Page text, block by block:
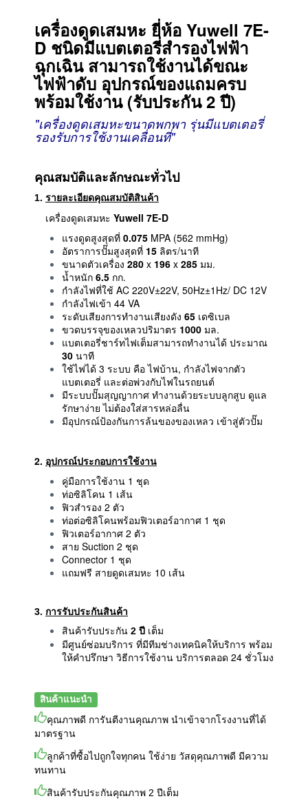
เครื่องดูดเสมหะ ยี่ห้อ Yuwell 7E-
D ชนิดมีแบตเตอรี่สำรองไฟฟ้า
ฉุกเฉิน สามารถใช้งานได้ขณะ
ไฟฟ้าดับ อุปกรณ์ของแถมครบ
พร้อมใช้งาน (รับประกัน 2 ปี)
"เครื่องดูดเสมหะขนาดพกพา รุ่นมีแบตเตอรี่
รองรับการใช้งานเคลื่อนที่"
คุณสมบัติและลักษณะทั่วไป
1. รายละเอียดคุณสมบัติสินค้า
เครื่องดูดเสมหะ Yuwell 7E-D
แรงดูดสูงสุดที่ 0.075 MPA (562 mmHg)
อัตราการปั๊มสูงสุดที่ 15 ลิตร/นาที
ขนาดตัวเครื่อง 280 x 196 x 285 มม.
น้ำหนัก 6.5 กก.
กำลังไฟที่ใช้ AC 220V±22V, 50Hz±1Hz/ DC 12V
กำลังไฟเข้า 44 VA
ระดับเสียงการทำงานเสียงดัง 65 เดซิเบล
ขวดบรรจุของเหลวปริมาตร 1000 มล.
แบตเตอรี่ชาร์ทไฟเต็มสามารถทำงานได้ ประมาณ
30 นาที
ใช้ไฟได้ 3 ระบบ คือ ไฟบ้าน, กำลังไฟจากตัว
แบตเตอรี่ และต่อพ่วงกับไฟในรถยนต์
มีระบบปั๊มสุญญากาศ ทำงานด้วยระบบลูกสูบ ดูแล
รักษาง่าย ไม่ต้องใส่สารหล่อลื่น
มีอุปกรณ์ป้องกันการล้นของของเหลว เข้าสู่ตัวปั๊ม
2. อุปกรณ์ประกอบการใช้งาน
คู่มือการใช้งาน 1 ชุด
ท่อซิลิโคน 1 เส้น
ฟิวสำรอง 2 ตัว
ท่อต่อซิลิโคนพร้อมฟิวเตอร์อากาศ 1 ชุด
ฟิวเตอร์อากาศ 2 ตัว
สาย Suction 2 ชุด
Connector 1 ชุด
แถมฟรี สายดูดเสมหะ 10 เส้น
3. การรับประกันสินค้า
สินค้ารับประกัน 2 ปี เต็ม
มีศูนย์ซ่อมบริการ ที่มีทีมช่างเทคนิคให้บริการ พร้อม
ให้คำปรึกษา วิธีการใช้งาน บริการตลอด 24 ชั่วโมง
สินค้าแนะนำ
คุณภาพดี การันตีงานคุณภาพ นำเข้าจากโรงงานที่ได้
มาตรฐาน
ลูกค้าที่ซื้อไปถูกใจทุกคน ใช้ง่าย วัสดุคุณภาพดี มีความ
ทนทาน
สินค้ารับประกันคุณภาพ 2 ปีเต็ม